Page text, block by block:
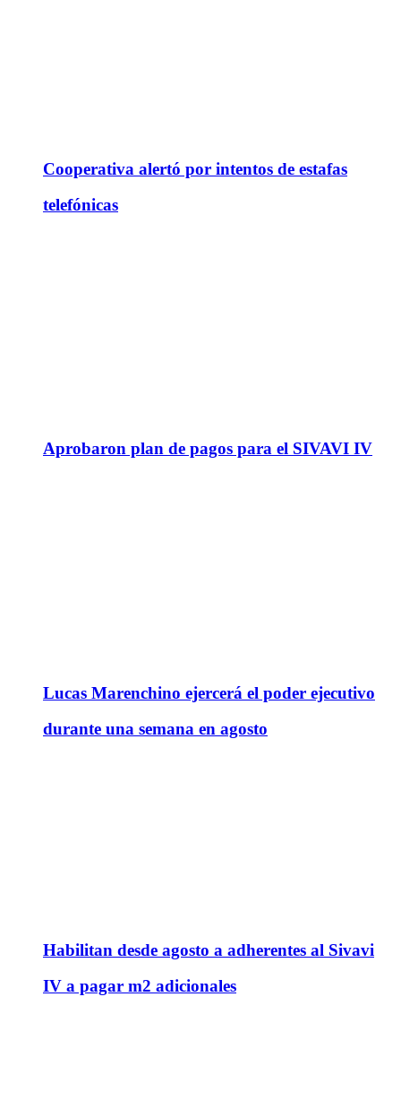
Cooperativa alertó por intentos de estafas
telefónicas
Aprobaron plan de pagos para el SIVAVI IV
Lucas Marenchino ejercerá el poder ejecutivo
durante una semana en agosto
Habilitan desde agosto a adherentes al Sivavi
IV a pagar m2 adicionales